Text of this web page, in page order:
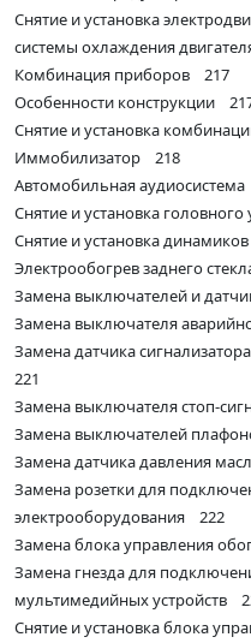
Снятие и установка
системы охлаждения
Комбинация приборов 217
Особенности конструкции
Снятие и установка
Иммобилизатор 218
Автомобильная
Снятие и установка
Снятие и установка
Электрообогрев заднего
Замена выключателей и
Замена выключателя
Замена датчика
221
Замена выключателя стоп-
Замена выключателей
Замена датчика давления
Замена розетки для
электрооборудования 222
Замена блока управления
Замена гнезда для
мультимедийных устройств
Снятие и установка блока